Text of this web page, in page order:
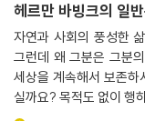
헤르만 바빙크의 일
자연과 사회의 풍성한
그런데 왜 그분은 그분
세상을 계속해서 보존
실까요? 목적도 없이 행
삶이, 곧 그분의 눈에 보